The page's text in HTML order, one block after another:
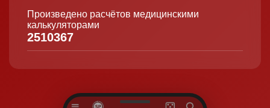
Произведено расчётов медицинскими
калькуляторами
2510367